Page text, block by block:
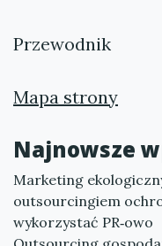
Przewodnik
Mapa strony
Najnowsze
Marketing
outsourcingiem
wykorzystać PR‑owo